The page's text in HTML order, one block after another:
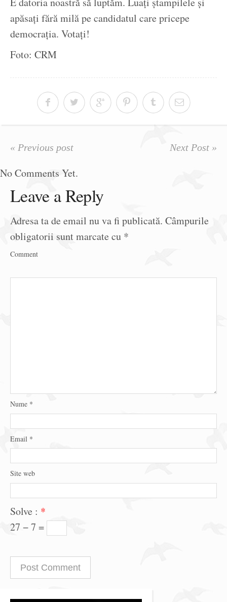
apăsați fără milă pe candidatul care pricepe
democrația. Votați!
Foto: CRM
« Previous post Next Post »
No Comments Yet.
Leave a Reply
Adresa ta de email nu va fi publicată. Câmpurile
obligatorii sunt marcate cu *
Comment
Nume *
Email *
Site web
Solve : *
27 − 7 =